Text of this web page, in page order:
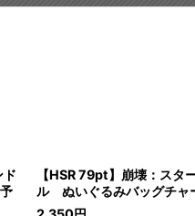
【HSR 79pt】崩壊：ス
ル ぬいぐるみバッグチ